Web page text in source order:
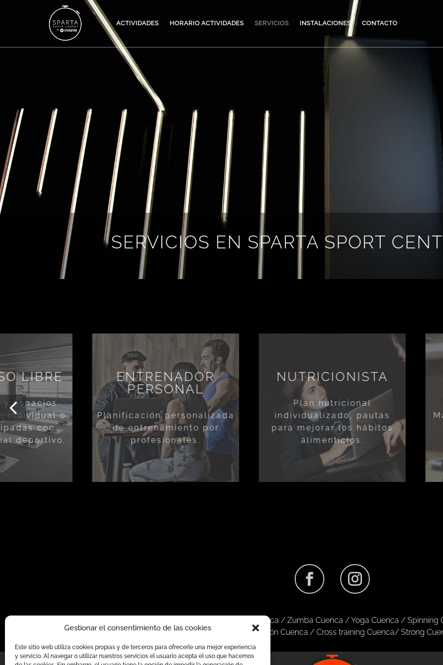
Gestionar el consentimiento de las cookies
Este sitio web utiliza cookies propias y de terceros para ofrecerle una mejor experiencia
y servicio. Al navegar o utilizar nuestros servicios el usuario acepta el uso que hacemos
ACTIVIDADES HORARIO ACTIVIDADES SERVICIOS INSTALACIONES CONTACTO
SERVICIOS EN SPARTA SPORT
LIBRE
y espacios
individual o
con
deportivo.
ENTRENADOR
PERSONAL
Planificación personalizada
de entrenamiento por
profesionales.
NUTRICIONISTA
Plan nutricional
individualizado, pautas
para mejorar los hábitos
alimenticios.
Pilates Cuenca / Zumba Cuenca /Yoga Cuenca / Spinning
Cuenca
Nutrición Cuenca / Cross training Cuenca/ Strong